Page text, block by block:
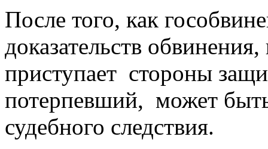
После того, как
доказательств
приступает стороны
потерпевший, может
судебного следствия.